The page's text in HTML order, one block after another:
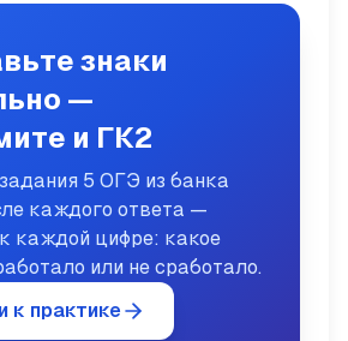
знаки
—
и ГК2
5 ОГЭ из банка
каждого ответа —
каждой цифре: какое
или не сработало.
к практике